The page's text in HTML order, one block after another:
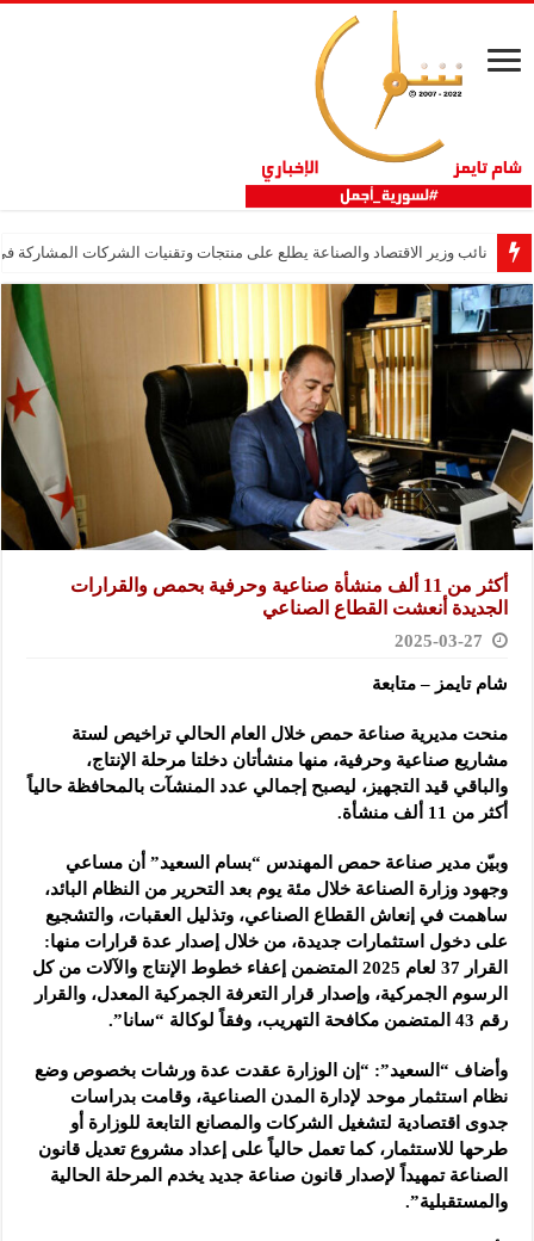
نائب وزير الاقتصاد والصناعة يطلع على منتجات وتقنيات الشركات المشاركة في
أكثر من 11 ألف منشأة صناعية وحرفية بحمص والقرارات
الجديدة أنعشت القطاع الصناعي
2025-03-27
شام تايمز – متابعة
منحت مديرية صناعة حمص خلال العام الحالي تراخيص لستة
مشاريع صناعية وحرفية، منها منشأتاندخلتا مرحلة الإنتاج،
والباقي قيد التجهيز، ليصبح إجمالي عدد المنشآت بالمحافظة حالياً
أكثر من 11 ألف منشأة.
وبيّن مدير صناعة حمص المهندس “بسام السعيد” أن مساعي
وجهود وزارة الصناعة خلال مئة يوم بعد التحرير من النظام البائد،
ساهمت في إنعاش القطاع الصناعي، وتذليل العقبات، والتشجيع
على دخول استثمارات جديدة، من خلال إصدار عدة قرارات منها:
القرار 37 لعام 2025 المتضمن إعفاء خطوط الإنتاج والآلات من كل
الرسوم الجمركية، وإصدار قرار التعرفة الجمركية المعدل، والقرار
رقم 43 المتضمن مكافحة التهريب، وفقاً لوكالة “سانا”.
وأضاف “السعيد”: “إن الوزارة عقدت عدة ورشات بخصوص وضع
نظام استثمار موحد لإدارة المدن الصناعية، وقامت بدراسات
جدوى اقتصادية لتشغيل الشركات والمصانع التابعة للوزارة أو
طرحها للاستثمار، كما تعمل حالياً على إعداد مشروع تعديل قانون
الصناعة تمهيداً لإصدار قانون صناعة جديد يخدم المرحلة الحالية
والمستقبلية”.